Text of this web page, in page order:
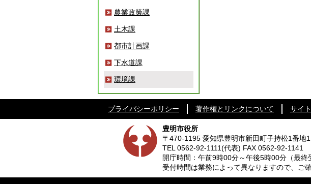
農業政策課
土木課
都市計画課
下水道課
環境課
プライバシーポリシー 著作権とリンクについて サイ
豊明市役所
〒470-1195 愛知県豊明市新田町子持松1番地1
TEL 0562-92-1111(代表) FAX 0562-92-1141
開庁時間：午前9時00分～午後5時00分 （最
受付時間は業務によって異なりますので、ご確